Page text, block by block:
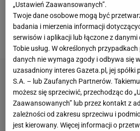
gdzie gracze, którzy nie radzą
i szybko tracą kolejne bramki, po
spotkanie, zamiast dogrywać je
„Ustawień Zaawansowanych”.
Twoje dane osobowe mogą być
badania i mierzenia informacji
serwisów i aplikacji lub łączone z
Tobie usług. W określonych
danych nie wymaga zgody i odbywa się
uzasadniony interes Gazeta.pl, jej spółki
S.A. – lub Zaufanych Partnerów.
możesz się sprzeciwić, przechodząc do
Zaawansowanych” lub przez kontakt z
zależności od zakresu sprzeciwu i
jest kierowany. Więcej informacji o